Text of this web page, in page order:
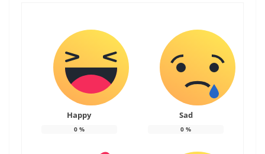
Happy
0%
Sad
0 %